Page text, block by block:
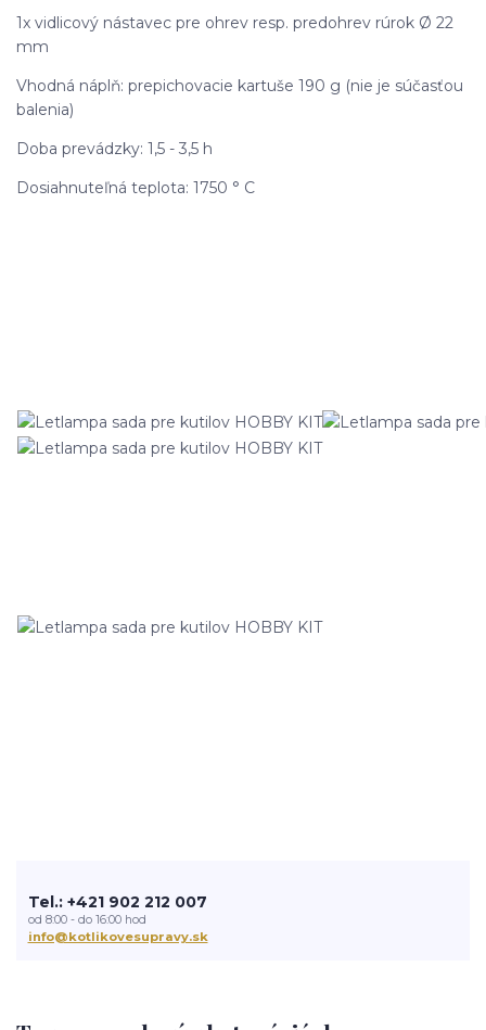
1x vidlicový nástavec pre ohrev resp. predohrev rúrok Ø 22
mm
Vhodná náplň: prepichovacie kartuše 190 g (nie je súčasťou
balenia)
Doba prevádzky: 1,5 - 3,5 h
Dosiahnuteľná teplota: 1750 ° C
Tel.: +421 902 212 007
od 8:00 - do 16:00 hod
info@kotlikovesupravy.sk